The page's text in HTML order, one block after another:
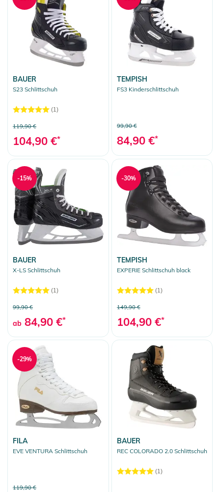
BAUER
S23 Schlittschuh
(1)
119,90 €
104,90 €*
TEMPISH
FS3 Kinderschlittschuh
99,90 €
84,90 €*
BAUER
X-LS Schlittschuh
(1)
99,90 €
ab 84,90 €*
-15%
TEMPISH
EXPERIE Schlittschuh black
(1)
149,90 €
104,90 €*
-30%
FILA
EVE VENTURA Schlittschuh
119,90 €
-29%
BAUER
REC COLORADO 2.0 Schlittschuh
(1)